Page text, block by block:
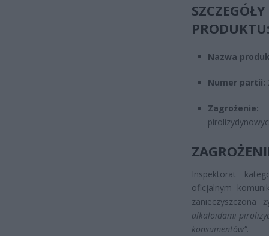
Nazwa
Numer partii:
Zagrożenie:
Inspektorat
oficjalnym
zanieczyszczona
alkaloidami
konsumentów”.